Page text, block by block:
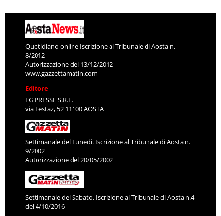
Quotidiano online Iscrizione al Tribunale di Aosta n.
8/2012
Autorizzazione del 13/12/2012
www.gazzettamatin.com
Editore
LG PRESSE S.R.L.
via Festaz, 52 11100 AOSTA
Settimanale del Lunedì. Iscrizione al Tribunale di Aosta n.
9/2002
Autorizzazione del 20/05/2002
Settimanale del Sabato. Iscrizione al Tribunale di Aosta n.4
del 4/10/2016